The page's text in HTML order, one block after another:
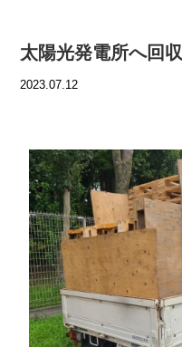
太陽光発電所へ回収
2023.07.12